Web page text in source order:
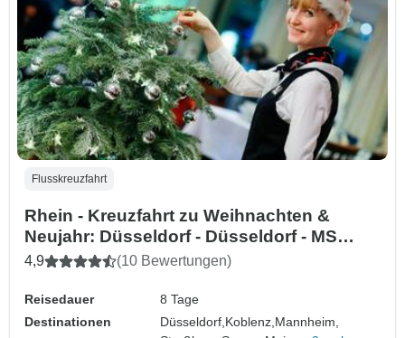
Flusskreuzfahrt
Rhein - Kreuzfahrt zu Weihnachten &
Neujahr: Düsseldorf - Düsseldorf - MS
Vista Rio
4,9 (10 Bewertungen)
Reisedauer
8 Tage
Destinationen
Düsseldorf, Koblenz, Mannheim,